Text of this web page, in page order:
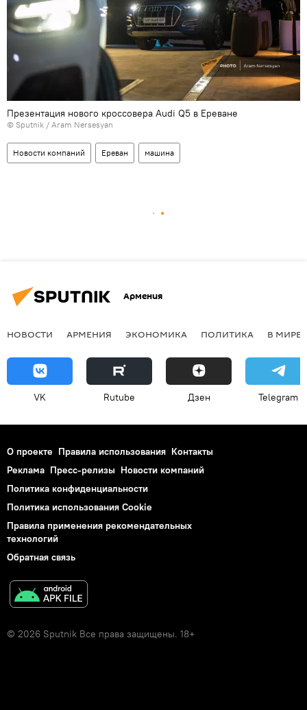
Презентация нового кроссовера Audi Q5 в Ереване
© Sputnik / Aram Nersesyan
Новости компаний Ереван машина
Армения
НОВОСТИ АРМЕНИЯ ЭКОНОМИКА ПОЛИТИКА В МИРЕ
VK Rutube Дзен Telegram
О проекте Правила использования Контакты
Реклама Пресс-релизы Новости компаний
Политика конфиденциальности
Политика использования Cookie
Правила применения рекомендательных
технологий
Обратная связь
© 2026 Sputnik Все права защищены. 18+